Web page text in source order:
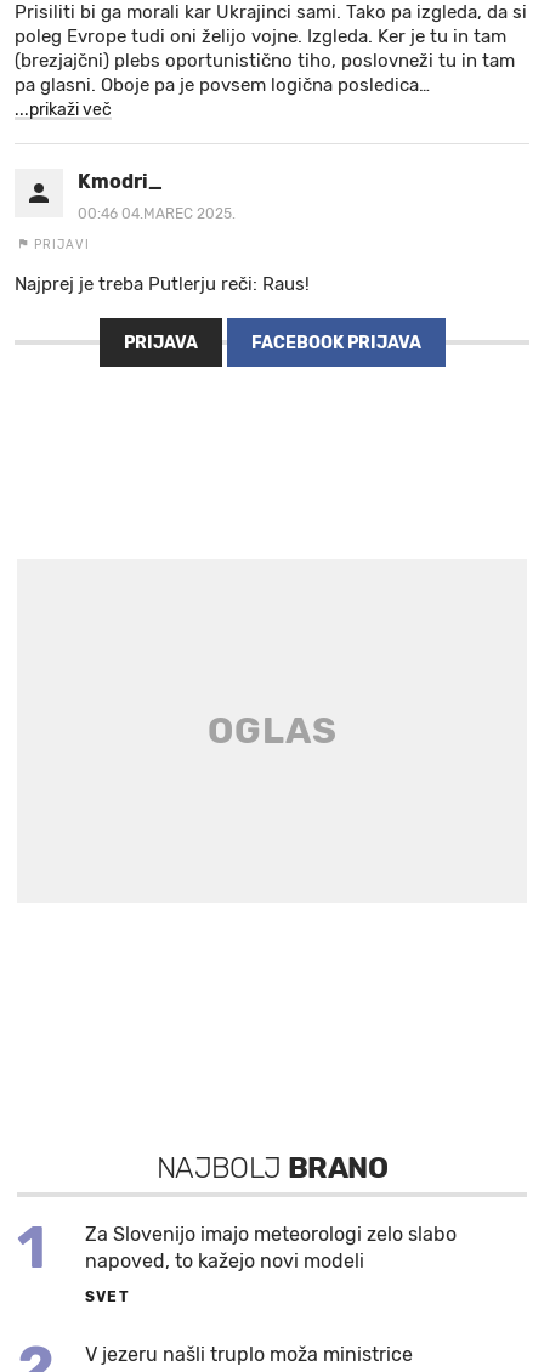
Prisiliti bi ga morali kar Ukrajinci sami. Tako pa izgleda, da si
poleg Evrope tudi oni želijo vojne. Izgleda. Ker je tu in tam
(brezjajčni) plebs oportunistično tiho, poslovneži tu in tam
pa glasni. Oboje pa je povsem logična posledica…
...prikaži več
Kmodri_
00:46 04.MAREC 2025.
PRIJAVI
Najprej je treba Putlerju reči: Raus!
PRIJAVA FACEBOOK PRIJAVA
NAJBOLJ BRANO
1
Za Slovenijo imajo meteorologi zelo slabo
napoved, to kažejo novi modeli
SVET
V jezeru našli truplo moža ministrice